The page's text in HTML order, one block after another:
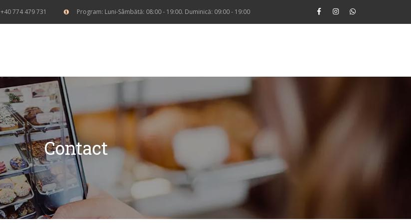
+40 774 479 731 Program: Luni-Sâmbătă: 08:00 - 19:00. Duminică: 09:00 - 19:00
Contact